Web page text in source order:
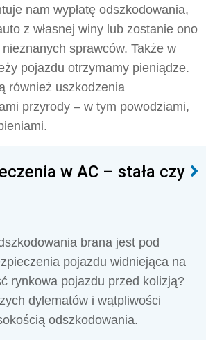
nam wypłatę odszkodowania,
z własnej winy lub zostanie ono
sprawców. Także w
pojazdu otrzymamy pieniądze.
również uszkodzenia
przyrody – w tym powodziami,
w AC – stała czy
brana jest pod
pojazdu widniejąca na
rynkowa pojazdu przed kolizją?
dylematów i wątpliwości
odszkodowania.